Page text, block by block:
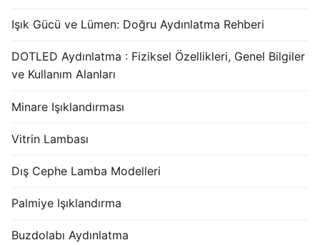
Işık Gücü ve Lümen: Doğru Aydınlatma Rehberi
DOTLED Aydınlatma : Fiziksel Özellikleri, Genel Bilgiler
ve Kullanım Alanları
Minare Işıklandırması
Vitrin Lambası
Dış Cephe Lamba Modelleri
Palmiye Işıklandırma
Buzdolabı Aydınlatma